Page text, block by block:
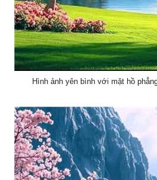
Hình ảnh yên bình với mặt hồ